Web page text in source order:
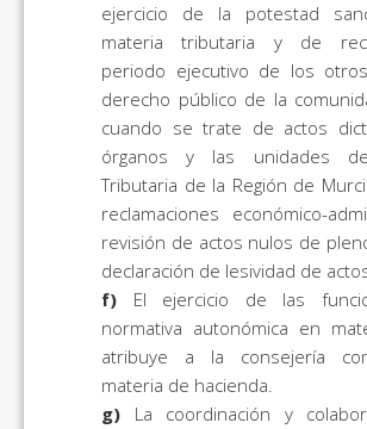
ejercicio de la potestad
materia tributaria y de
periodo ejecutivo de los
derecho público de la
cuando se trate de actos
órganos y las unidades
Tributaria de la Región de
reclamaciones económico-
revisión de actos nulos de
declaración de lesividad de
f) El ejercicio de las
normativa autonómica en
atribuye a la consejería
materia de hacienda.
g) La coordinación y